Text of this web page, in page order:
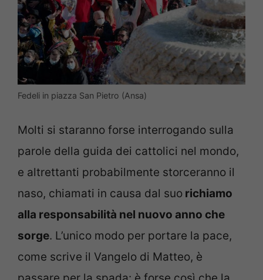
Fedeli in piazza San Pietro (Ansa)
Molti si staranno forse interrogando sulla
parole della guida dei cattolici nel mondo,
e altrettanti probabilmente storceranno il
naso, chiamati in causa dal suo richiamo
alla responsabilità nel nuovo anno che
sorge. L’unico modo per portare la pace,
come scrive il Vangelo di Matteo, è